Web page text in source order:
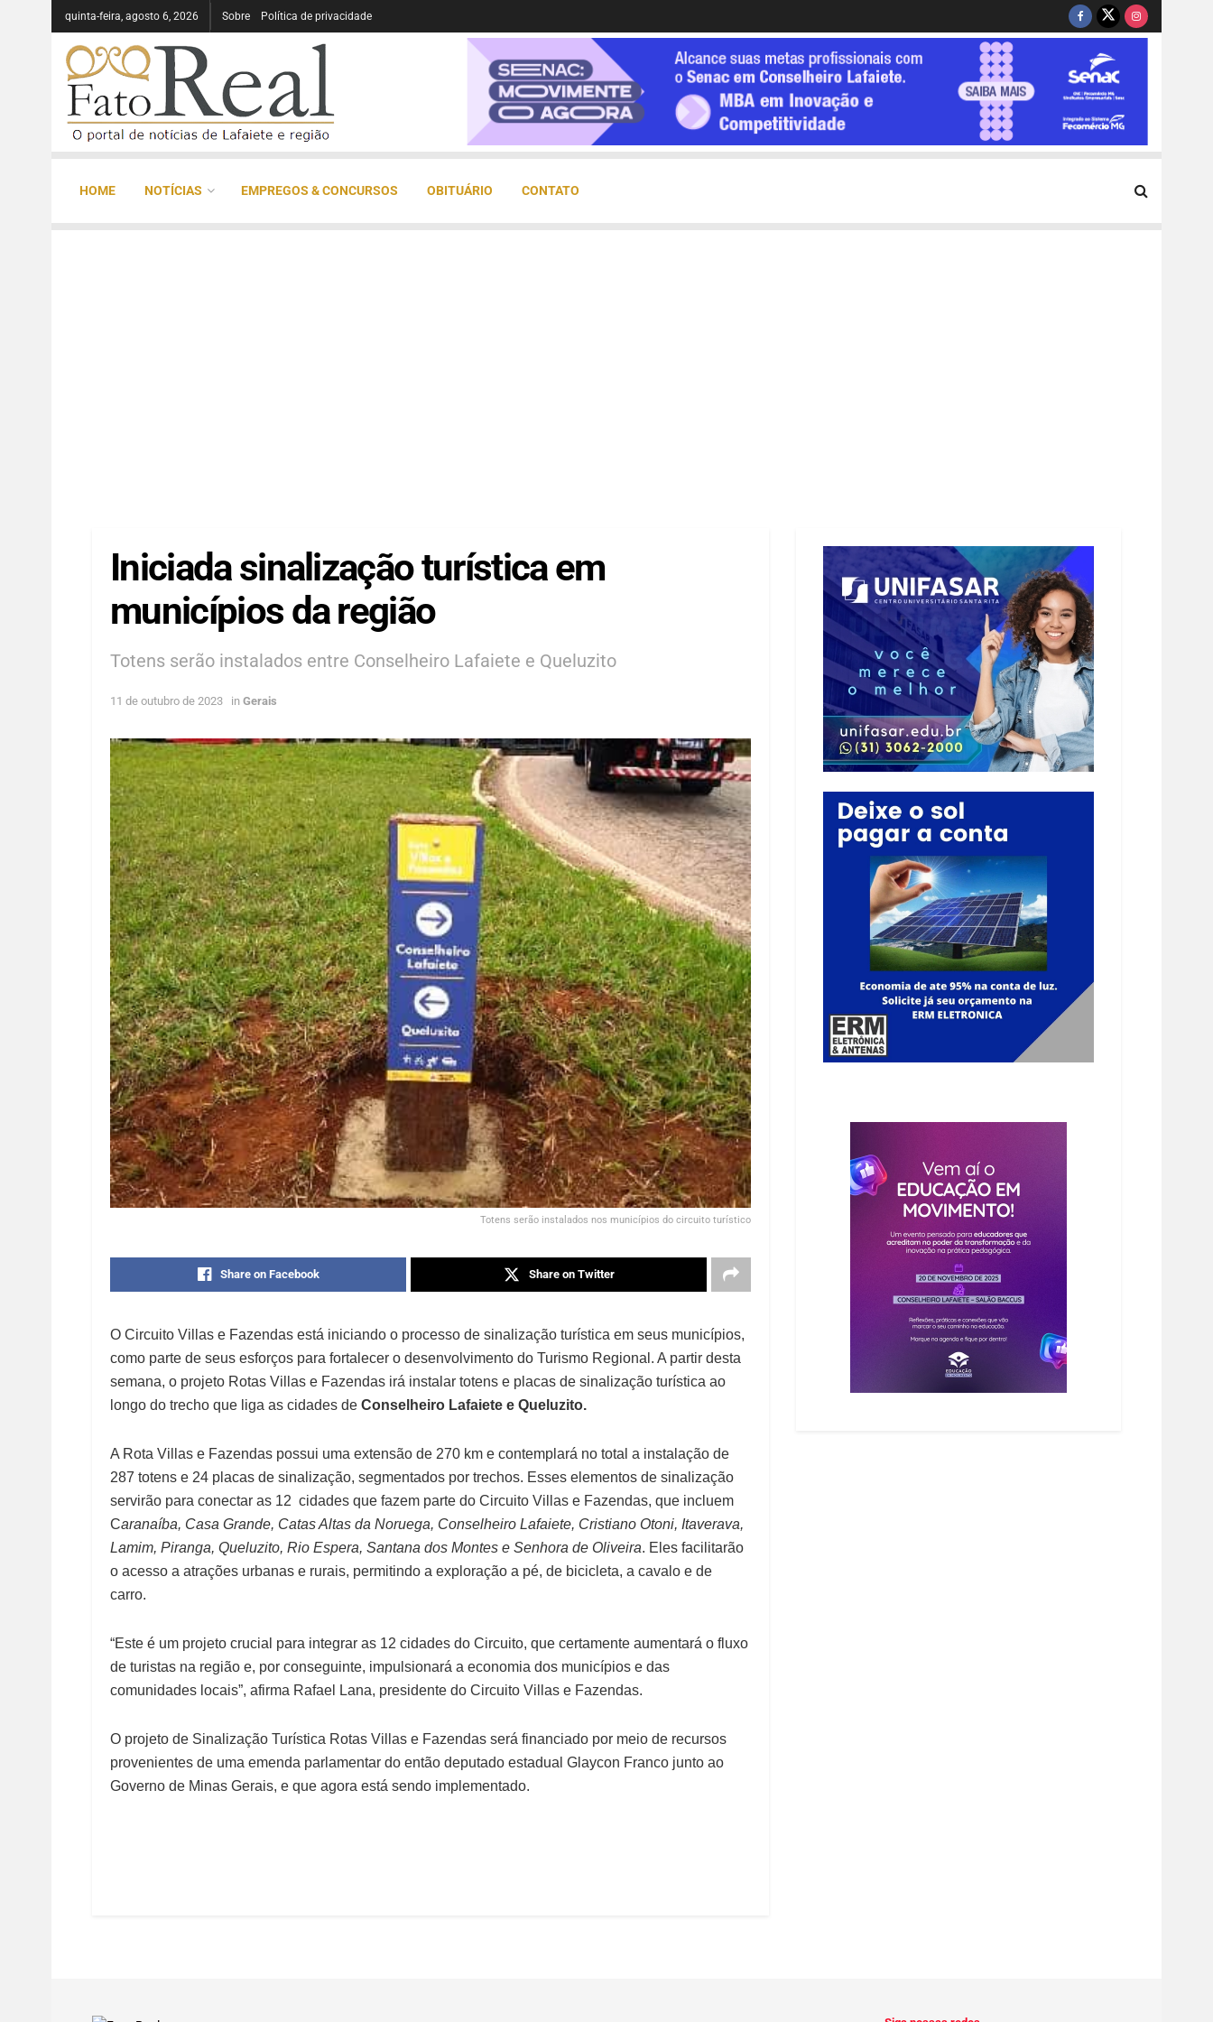
quinta-feira, agosto 6, 2026 Sobre Política de privacidade
HOME NOTÍCIAS EMPREGOS & CONCURSOS OBITUÁRIO CONTATO
Iniciada sinalização turística em
municípios da região
Totens serão instalados entre Conselheiro Lafaiete e Queluzito
11 de outubro de 2023 in Gerais
Totens serão instalados nos municípios do circuito turístico
Share on Facebook Share on Twitter
O Circuito Villas e Fazendas está iniciando o processo de sinalização turística em seus municípios,
como parte de seus esforços para fortalecer o desenvolvimento do Turismo Regional. A partir desta
semana, o projeto Rotas Villas e Fazendas irá instalar totens e placas de sinalização turística ao
longo do trecho que liga as cidades de Conselheiro Lafaiete e Queluzito.
A Rota Villas e Fazendas possui uma extensão de 270 km e contemplará no total a instalação de
287 totens e 24 placas de sinalização, segmentados por trechos. Esses elementos de sinalização
servirão para conectar as 12 cidades que fazem parte do Circuito Villas e Fazendas, que incluem
Caranaíba, Casa Grande, Catas Altas da Noruega, Conselheiro Lafaiete, Cristiano Otoni, Itaverava,
Lamim, Piranga, Queluzito, Rio Espera, Santana dos Montes e Senhora de Oliveira. Eles facilitarão
o acesso a atrações urbanas e rurais, permitindo a exploração a pé, de bicicleta, a cavalo e de
carro.
“Este é um projeto crucial para integrar as 12 cidades do Circuito, que certamente aumentará o fluxo
de turistas na região e, por conseguinte, impulsionará a economia dos municípios e das
comunidades locais”, afirma Rafael Lana, presidente do Circuito Villas e Fazendas.
O projeto de Sinalização Turística Rotas Villas e Fazendas será financiado por meio de recursos
provenientes de uma emenda parlamentar do então deputado estadual Glaycon Franco junto ao
Governo de Minas Gerais, e que agora está sendo implementado.